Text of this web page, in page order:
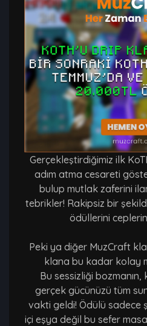
Gerçekleştirdiğimiz ilk
adım atma cesareti
bulup mutlak zaferini
tebrikler! Rakipsiz bir
ödüllerini
Peki ya diğer MuzCraft
klana bu kadar kolay
Bu sessizliği bozmanın,
gerçek gücünüzü tüm
vakti geldi! Ödülü sadece
içi eşya değil bu sefer